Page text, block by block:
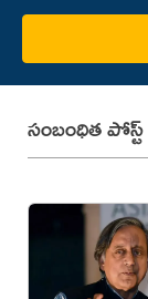
సంబంధిత పోస్ట్